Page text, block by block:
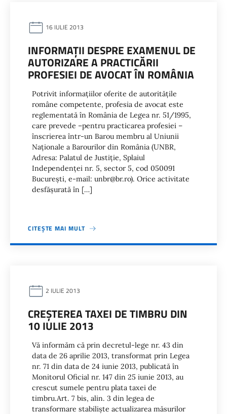
16 IULIE 2013
INFORMAŢII DESPRE EXAMENUL DE
AUTORIZARE A PRACTICĂRII
PROFESIEI DE AVOCAT ÎN ROMÂNIA
Potrivit informaţiilor oferite de autorităţile
române competente, profesia de avocat este
reglementată în România de Legea nr. 51/1995,
care prevede –pentru practicarea profesiei –
înscrierea într-un Barou membru al Uniunii
Naţionale a Barourilor din România (UNBR,
Adresa: Palatul de Justiţie, Splaiul
Independenţei nr. 5, sector 5, cod 050091
Bucureşti, e-mail: unbr@br.ro). Orice activitate
desfăşurată în […]
CITEȘTE MAI MULT
2 IULIE 2013
CREŞTEREA TAXEI DE TIMBRU DIN
10 IULIE 2013
Vă informăm că prin decretul-lege nr. 43 din
data de 26 aprilie 2013, transformat prin Legea
nr. 71 din data de 24 iunie 2013, publicată în
Monitorul Oficial nr. 147 din 25 iunie 2013, au
crescut sumele pentru plata taxei de
timbru.Art. 7 bis, alin. 3 din legea de
transformare stabilişte actualizarea măsurilor